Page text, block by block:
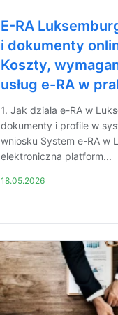
E-RA
i dokumenty
Koszty,
usług e-RA w
1. Jak działa e-RA w
dokumenty i profile w
wniosku System e-RA w
elektroniczna platform...
18.05.2026